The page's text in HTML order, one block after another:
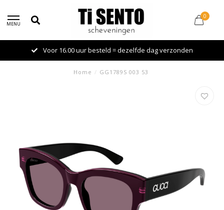
MENU
0
Voor 16.00 uur besteld = dezelfde dag verzonden
Home / GG1789S 003 53